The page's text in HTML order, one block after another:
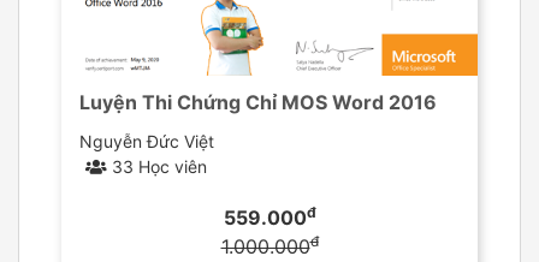
Luyện Thi Chứng Chỉ MOS Word 2016
Nguyễn Đức Việt
33 Học viên
559.000đ
1.000.000đ